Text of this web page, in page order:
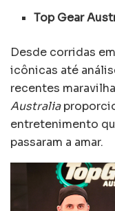
Top Gear
Desde corridas
icônicas até
recentes
Australia
entretenimento
passaram a amar.